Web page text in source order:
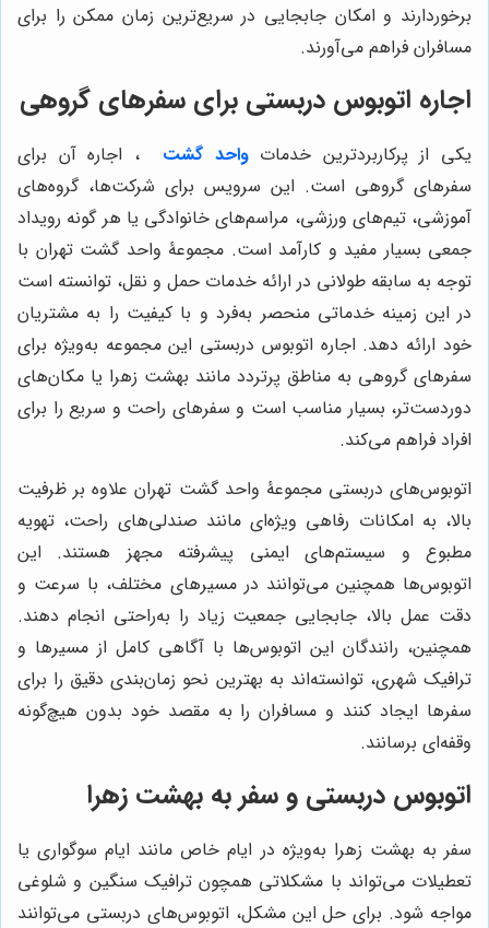
برخوردارند و امکان جابجایی در سریع‌ترین زمان ممکن را برای
مسافران فراهم می‌آورند.
اجاره اتوبوس دربستی برای سفرهای گروهی
یکی از پرکاربردترین خدماتواحد گشت
، اجاره آن برای
سفرهای گروهی است. این سرویس برای شرکت‌ها، گروه‌های
آموزشی، تیم‌های ورزشی، مراسم‌های خانوادگی یا هر گونه رویداد
جمعی بسیار مفید و کارآمد است. مجموعۀ واحد گشت تهران با
توجه به سابقه‌ طولانی در ارائه خدمات حمل و نقل، توانسته است
در این زمینه خدماتی منحصر به‌فرد و با کیفیت را به مشتریان
خود ارائه دهد. اجاره اتوبوس دربستی این مجموعه به‌ویژه برای
سفرهای گروهی به مناطق پرتردد مانند بهشت زهرا یا مکان‌های
دوردست‌تر، بسیار مناسب است و سفرهای راحت و سریع را برای
افراد فراهم می‌کند.
اتوبوس‌های دربستی مجموعۀ واحد گشت تهران علاوه بر ظرفیت
بالا، به امکانات رفاهی ویژه‌ای مانند صندلی‌های راحت، تهویه
مطبوع و سیستم‌های ایمنی پیشرفته مجهز هستند. این
اتوبوس‌ها همچنین می‌توانند در مسیرهای مختلف، با سرعت و
دقت عمل بالا، جابجایی جمعیت زیاد را به‌راحتی انجام دهند.
همچنین، رانندگان این اتوبوس‌ها با آگاهی کامل از مسیرها و
ترافیک شهری، توانسته‌اند به بهترین نحو زمان‌بندی دقیق را برای
سفرها ایجاد کنند و مسافران را به مقصد خود بدون هیچ‌گونه
وقفه‌ای برسانند.
اتوبوس دربستی و سفر به بهشت زهرا
سفر به بهشت زهرا به‌ویژه در ایام خاص مانند ایام سوگواری یا
تعطیلات می‌تواند با مشکلاتی همچون ترافیک سنگین و شلوغی
مواجه شود. برای حل این مشکل، اتوبوس‌های دربستی می‌توانند